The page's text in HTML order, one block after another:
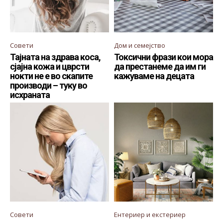
Совети
Тајната на здрава коса,
сјајна кожа и цврсти
нокти не е во скапите
производи – туку во
исхраната
Дом и семејство
Токсични фрази кои мора
да престанеме да им ги
кажуваме на децата
Совети Ентериер и екстериер